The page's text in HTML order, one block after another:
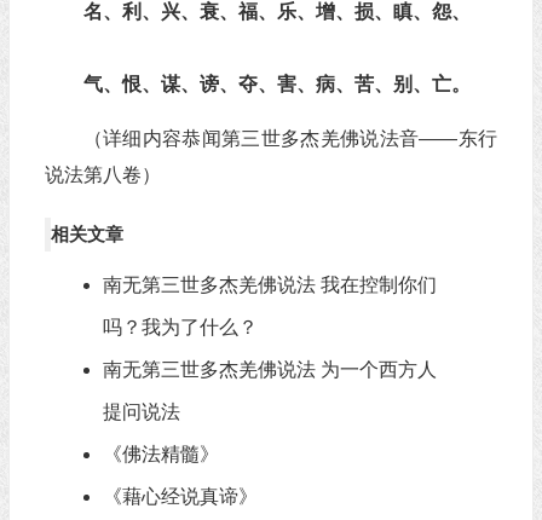
名、利、兴、衰、福、乐、增、损、瞋、怨、
气、恨、谋、谤、夺、害、病、苦、别、亡。
（详细内容恭闻第三世多杰羌佛说法音——东行
说法第八卷）
相关文章
南无第三世多杰羌佛说法 我在控制你们
吗？我为了什么？
南无第三世多杰羌佛说法 为一个西方人
提问说法
《佛法精髓》
《藉心经说真谛》